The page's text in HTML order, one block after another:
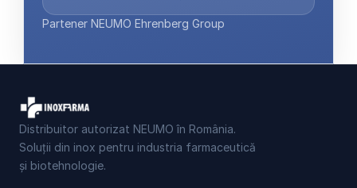
Partener NEUMO Ehrenberg Group
Distribuitor autorizat NEUMO în România.
Soluții din inox pentru industria farmaceutică
și biotehnologie.